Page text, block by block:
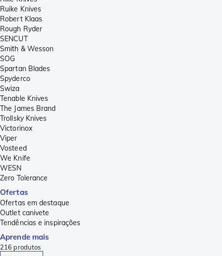
Ruike Knives
Robert Klaas
Rough Ryder
SENCUT
Smith & Wesson
SOG
Spartan Blades
Spyderco
Swiza
Tenable Knives
The James Brand
Trollsky Knives
Victorinox
Viper
Vosteed
We Knife
WESN
Zero Tolerance
Ofertas
Ofertas em destaque
Outlet canivete
Tendências e inspirações
Aprende mais
216 produtos